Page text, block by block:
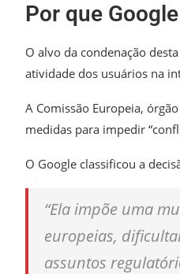
Por que
O alvo da condenação
atividade dos usuários na
A Comissão Europeia,
medidas para impedir
O Google classificou a
“Ela impõe uma
europeias,
assuntos